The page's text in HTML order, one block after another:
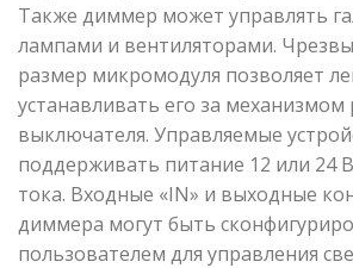
Также диммер может управлять
лампами и вентиляторами.
размер микромодуля позволяет
устанавливать его за механизмом
выключателя. Управляемые
поддерживать питание 12 или 24
тока. Входные «IN» и выходные
диммера могут быть
пользователем для управления